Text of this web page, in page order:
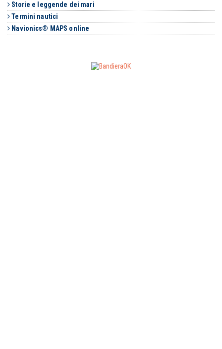
Storie e leggende dei mari
Termini nautici
Navionics® MAPS online